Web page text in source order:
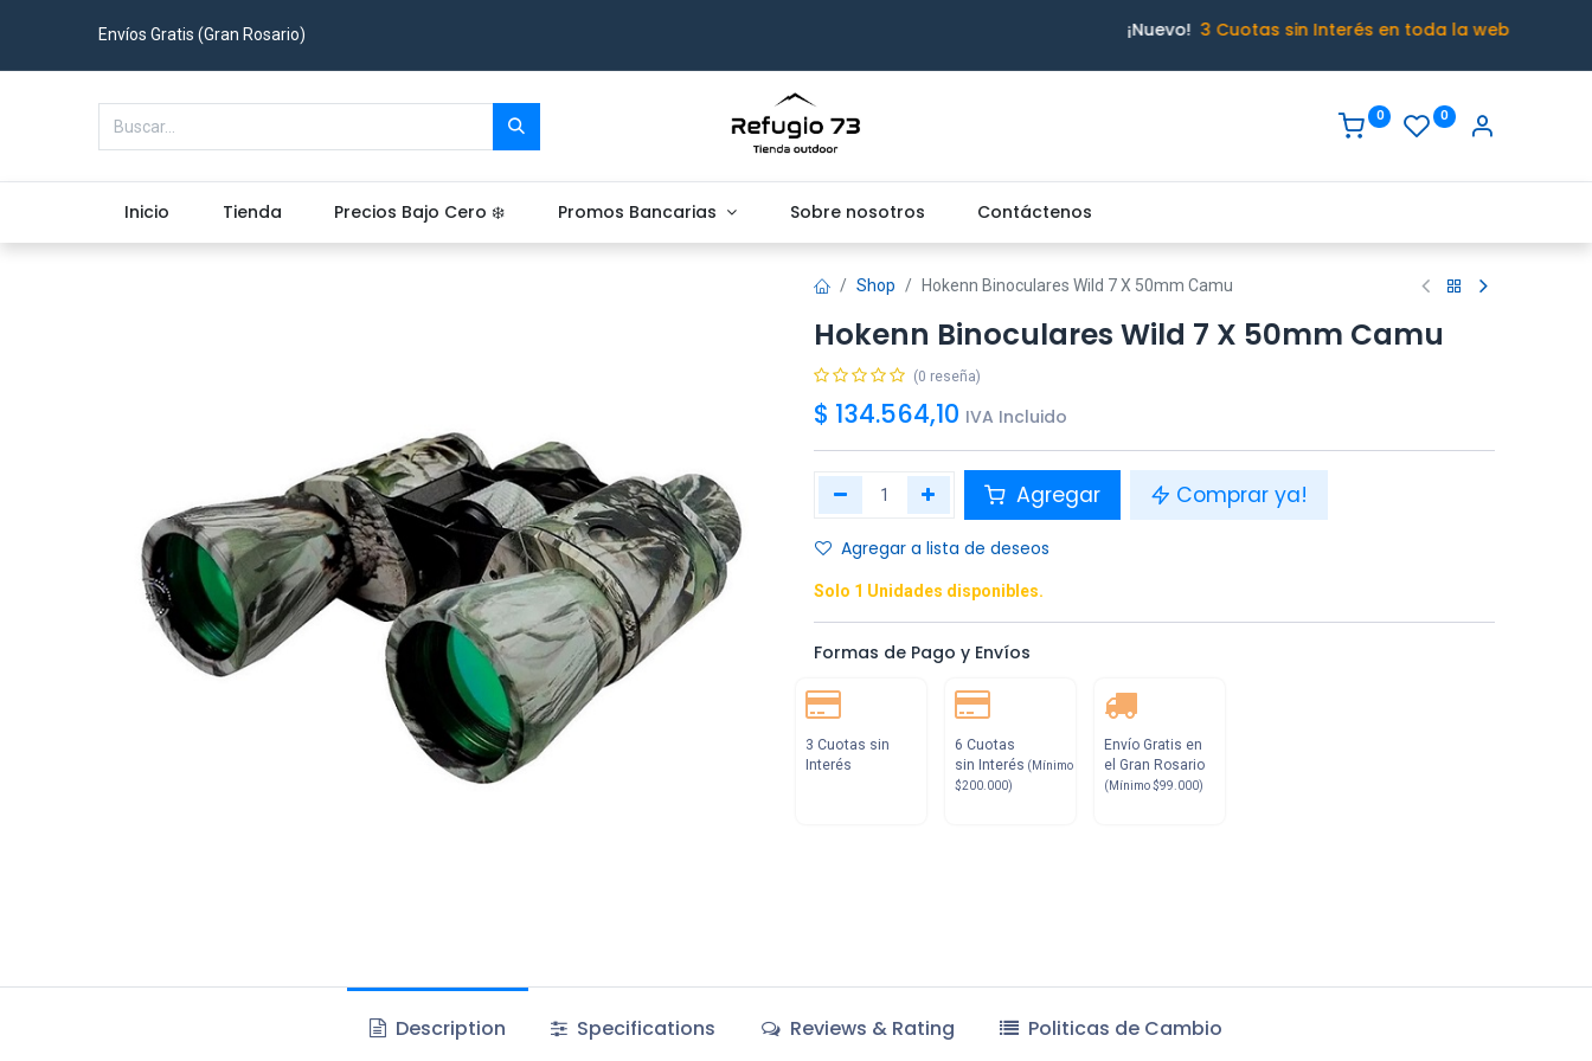
Envíos Gratis (Gran Rosario) ¡Nuevo! 3 Cuotas sin Interés en toda la web
0 0
Inicio Tienda Precios Bajo Cero ❄️ Promos Bancarias Sobre nosotros Contáctenos
Shop Hokenn Binoculares Wild 7 X 50mm Camu
Hokenn Binoculares Wild 7 X 50mm Camu
(0 reseña)
$ 134.564,10 IVA Incluido
Agregar Comprar ya!
Agregar a lista de deseos
Solo 1 Unidades disponibles.
Formas de Pago y Envíos
3 Cuotas sin
Interés
6 Cuotas
sin Interés (Mínimo
$200.000)
Envío Gratis en
el Gran Rosario
(Mínimo $99.000)
Description Specifications Reviews & Rating Politicas de Cambio